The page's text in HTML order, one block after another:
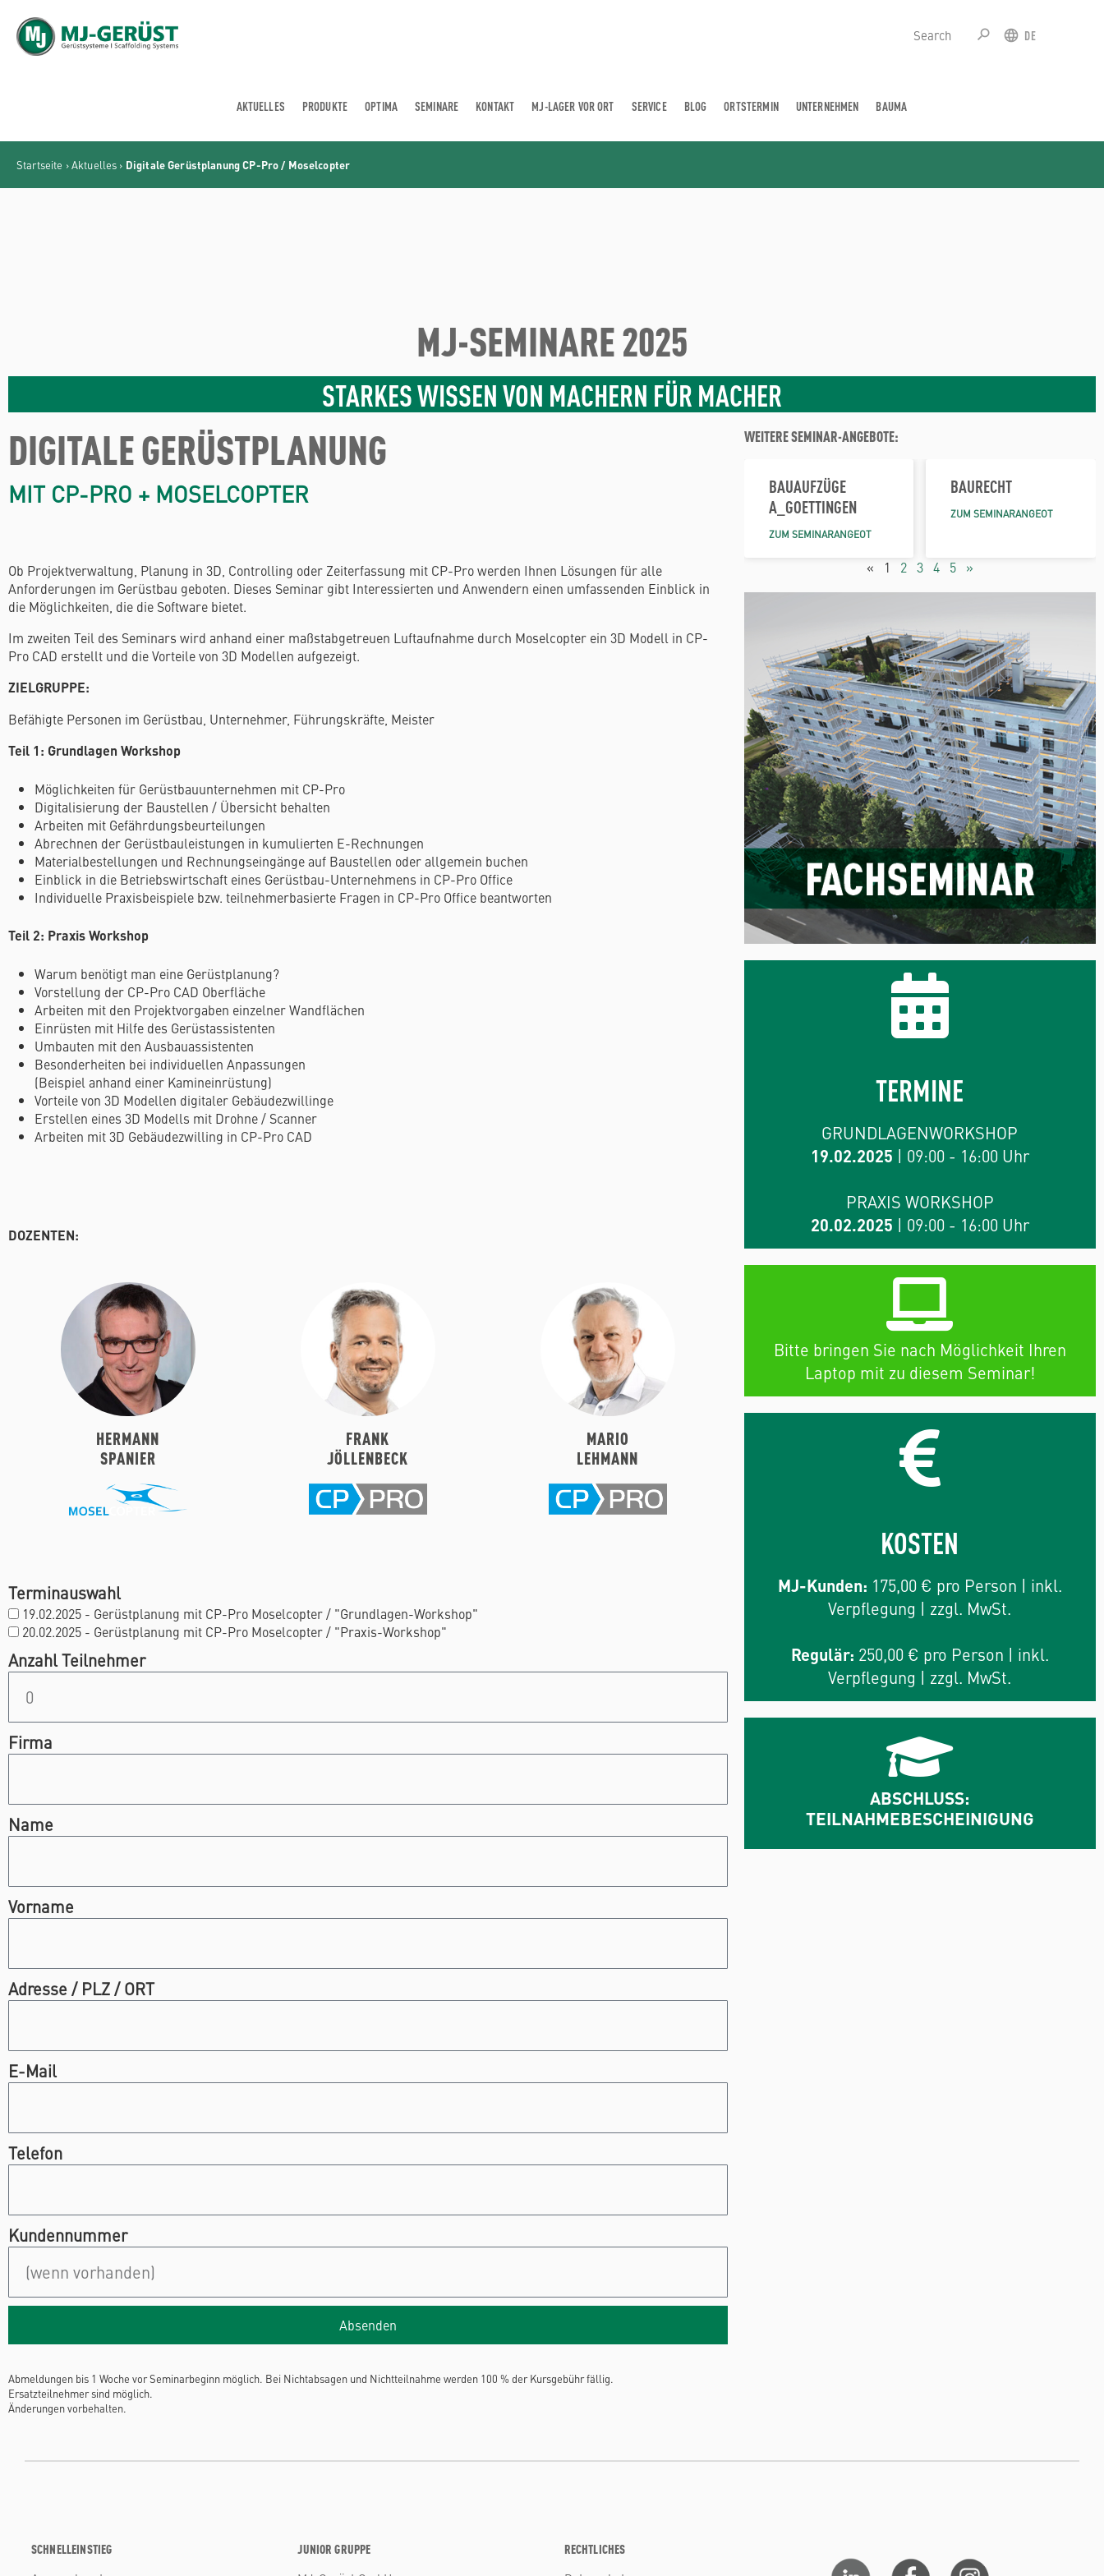
DE
search
AKTUELLES PRODUKTE OPTIMA SEMINARE KONTAKT MJ-LAGER VOR ORT SERVICE BLOG ORTSTERMIN UNTERNEHMEN BAUMA
Startseite ›Aktuelles › Digitale Gerüstplanung CP-Pro / Moselcopter
MJ-SEMINARE 2025
STARKES WISSEN VON MACHERN FÜR MACHER
DIGITALE GERÜSTPLANUNG
MIT CP-PRO + MOSELCOPTER
Ob Projektverwaltung, Planung in 3D, Controlling oder Zeiterfassung mit CP-Pro werden Ihnen Lösungen für alle
Anforderungen im Gerüstbau geboten. Dieses Seminar gibt Interessierten und Anwendern einen umfassenden Einblick in
die Möglichkeiten, die die Software bietet.
Im zweiten Teil des Seminars wird anhand einer maßstabgetreuen Luftaufnahme durch Moselcopter ein 3D Modell in CP-
Pro CAD erstellt und die Vorteile von 3D Modellen aufgezeigt.
ZIELGRUPPE:
Befähigte Personen im Gerüstbau, Unternehmer, Führungskräfte, Meister
Teil 1: Grundlagen Workshop
Möglichkeiten für Gerüstbauunternehmen mit CP-Pro
Digitalisierung der Baustellen / Übersicht behalten
Arbeiten mit Gefährdungsbeurteilungen
Abrechnen der Gerüstbauleistungen in kumulierten E-Rechnungen
Materialbestellungen und Rechnungseingänge auf Baustellen oder allgemein buchen
Einblick in die Betriebswirtschaft eines Gerüstbau-Unternehmens in CP-Pro Office
Individuelle Praxisbeispiele bzw. teilnehmerbasierte Fragen in CP-Pro Office beantworten
Teil 2: Praxis Workshop
Warum benötigt man eine Gerüstplanung?
Vorstellung der CP-Pro CAD Oberfläche
Arbeiten mit den Projektvorgaben einzelner Wandflächen
Einrüsten mit Hilfe des Gerüstassistenten
Umbauten mit den Ausbauassistenten
Besonderheiten bei individuellen Anpassungen
(Beispiel anhand einer Kamineinrüstung)
Vorteile von 3D Modellen digitaler Gebäudezwillinge
Erstellen eines 3D Modells mit Drohne / Scanner
Arbeiten mit 3D Gebäudezwilling in CP-Pro CAD
DOZENTEN:
HERMANN
SPANIER
FRANK
JÖLLENBECK
MARIO
LEHMANN
Terminauswahl
19.02.2025 - Gerüstplanung mit CP-Pro Moselcopter / "Grundlagen-Workshop"
20.02.2025 - Gerüstplanung mit CP-Pro Moselcopter / "Praxis-Workshop"
Anzahl Teilnehmer
Firma
Name
Vorname
Adresse / PLZ / ORT
E-Mail
Telefon
Kundennummer
Absenden
Abmeldungen bis 1 Woche vor Seminarbeginn möglich. Bei Nichtabsagen und Nichtteilnahme werden 100 % der Kursgebühr fällig.
Ersatzteilnehmer sind möglich.
Änderungen vorbehalten.
WEITERE SEMINAR-ANGEBOTE:
BAUAUFZÜGE
A_GOETTINGEN
ZUM SEMINARANGEOT
BAURECHT
ZUM SEMINARANGEOT
« 1 2 3 4 5 »
TERMINE
GRUNDLAGENWORKSHOP
19.02.2025 | 09:00 - 16:00 Uhr
PRAXIS WORKSHOP
20.02.2025 | 09:00 - 16:00 Uhr
Bitte bringen Sie nach Möglichkeit Ihren
Laptop mit zu diesem Seminar!
KOSTEN
MJ-Kunden: 175,00 € pro Person | inkl.
Verpflegung | zzgl. MwSt.
Regulär: 250,00 € pro Person | inkl.
Verpflegung | zzgl. MwSt.
ABSCHLUSS:
TEILNAHMEBESCHEINIGUNG
SCHNELLEINSTIEG
JUNIOR GRUPPE
RECHTLICHES